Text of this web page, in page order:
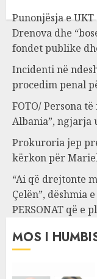
Punonjësja e
Drenova dhe
fondet publike
Incidenti në
procedim penal
FOTO/ Persona
Albania”, ngjarja
Prokuroria jep
kërkon për
“Ai që drejtonte
Çelën”, dëshmia
PERSONAT që e
MOS I